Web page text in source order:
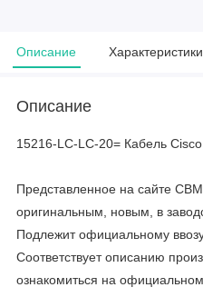
Описание Характеристики
Описание
15216-LC-LC-20= Кабель
Представленное на сайте
оригинальным, новым, в
Подлежит официальному
Соответствует описанию
ознакомиться на